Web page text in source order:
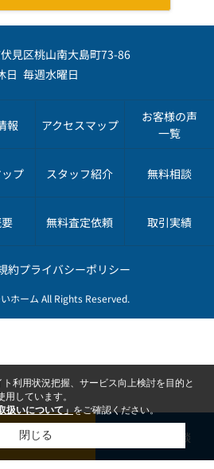
見区桃山南大島町73-86
日 毎週水曜日
報 アクセスマップ
お客様の声
一覧
プ スタッフ紹介 無料相談
無料査定依頼 取引実績
約プライバシーポリシー
ホーム All Rights Reserved.
無料で査定依頼 無料で相談
利用状況把握、サービス向上検討を目的と
しています。
扱いについて」をご確認ください。
閉じる